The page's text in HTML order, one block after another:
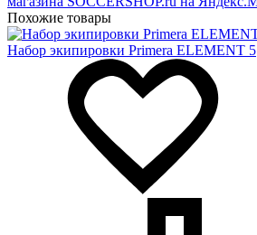
Похожие товары
Набор экипировки Primera ELEMENT 5